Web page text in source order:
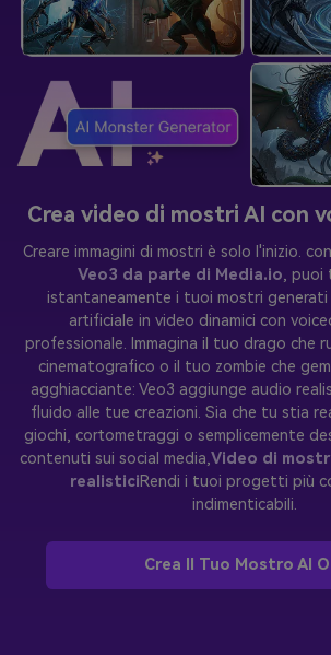
Crea video di mostri AI con
Creare immagini di mostri è solo l'inizio. con
Veo3 da parte di Media.io, puoi
istantaneamente i tuoi mostri generati
artificiale in video dinamici con
professionale. Immagina il tuo drago che
cinematografico o il tuo zombie che
agghiacciante: Veo3 aggiunge audio
fluido alle tue creazioni. Sia che tu stia
giochi, cortometraggi o semplicemente
contenuti sui social media,Video di
realisticiRendi i tuoi progetti più
indimenticabili.
Crea Il Tuo Mostro AI